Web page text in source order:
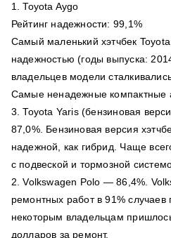
1. Toyota Aygo
Рейтинг надежности: 99,1%
Самый маленький хэтчбек
надежностью (годы выпуска:
владельцев модели
Самые ненадежные компактные
3. Toyota Yaris (бензиновая
87,0%. Бензиновая версия
надежной, как гибрид. Чаще
с подвеской и тормозной
2. Volkswagen Polo — 86,4%.
ремонтных работ в 91%
некоторым владельцам
долларов за ремонт.